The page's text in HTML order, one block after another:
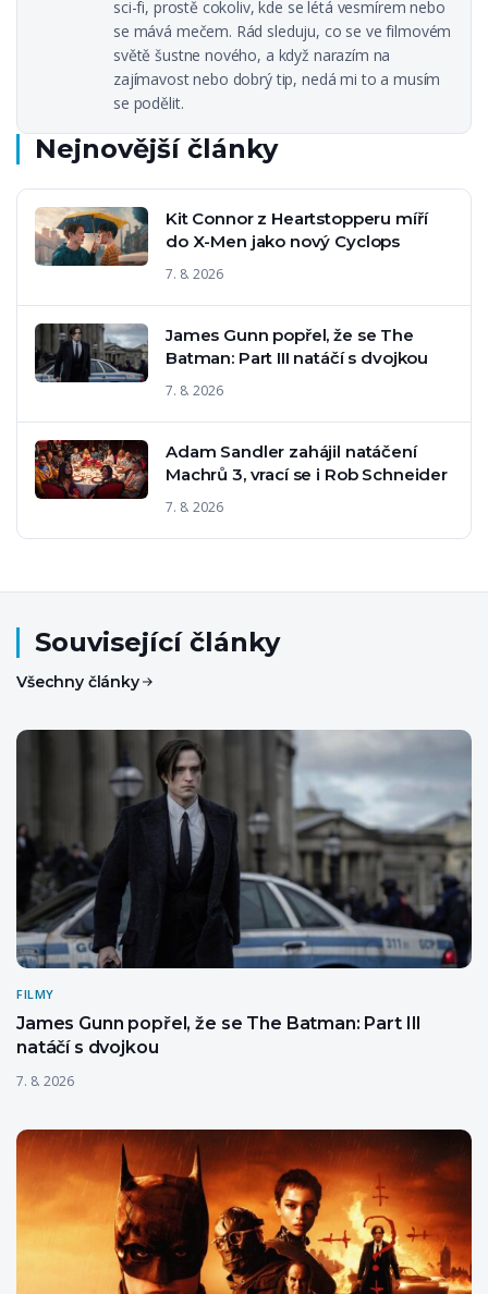
sci-fi, prostě cokoliv, kde se létá vesmírem nebo
se mává mečem. Rád sleduju, co se ve filmovém
světě šustne nového, a když narazím na
zajímavost nebo dobrý tip, nedá mi to a musím
se podělit.
Nejnovější články
Kit Connor z Heartstopperu míří
do X-Men jako nový Cyclops
7. 8. 2026
James Gunn popřel, že se The
Batman: Part III natáčí s dvojkou
7. 8. 2026
Adam Sandler zahájil natáčení
Machrů 3, vrací se i Rob Schneider
7. 8. 2026
Související články
Všechny články
FILMY
James Gunn popřel, že se The Batman: Part III
natáčí s dvojkou
7. 8. 2026